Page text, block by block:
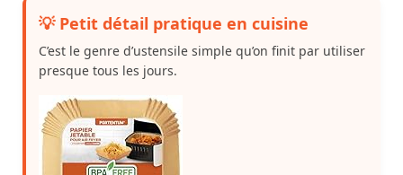
💡 Petit détail pratique en cuisine
C’est le genre d’ustensile simple qu’on finit par utiliser
presque tous les jours.